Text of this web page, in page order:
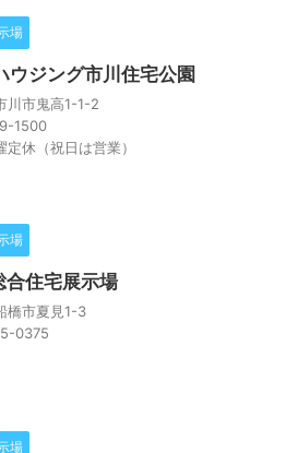
場
ウジング市川住宅公園
川市鬼高1-1-2
1500
定休（祝日は営業）
場
合住宅展示場
橋市夏見1-3
0375
場